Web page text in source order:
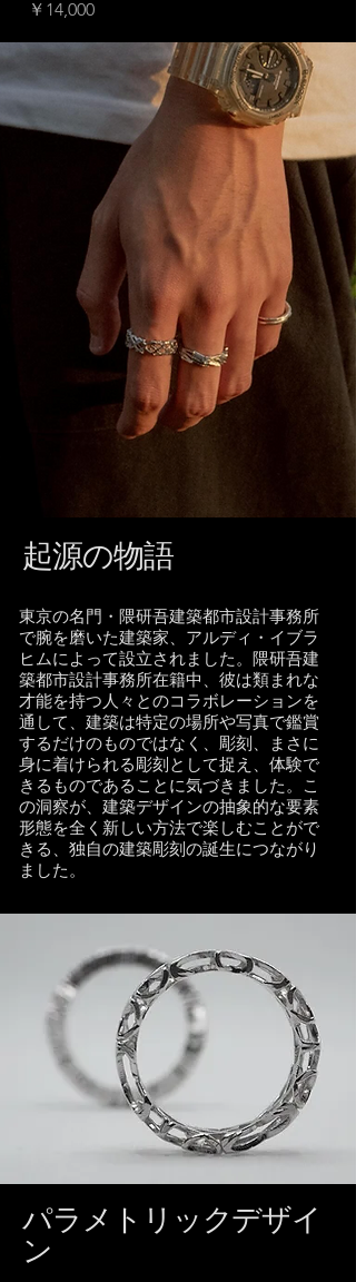
価格
￥14,000
起源の物語
東京の名門・隈研吾建築都市設計事務所
で腕を磨いた建築家、アルディ・イブラ
ヒムによって設立されました。隈研吾建
築都市設計事務所在籍中、彼は類まれな
才能を持つ人々とのコラボレーションを
通して、建築は特定の場所や写真で鑑賞
するだけのものではなく、彫刻、まさに
身に着けられる彫刻として捉え、体験で
きるものであることに気づきました。こ
の洞察が、建築デザインの抽象的な要素
形態を全く新しい方法で楽しむことがで
きる、独自の建築彫刻の誕生につながり
ました。
パラメトリックデザイ
ン